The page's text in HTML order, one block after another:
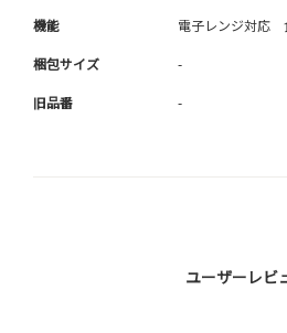
機能 電子レンジ対応
梱包サイズ -
旧品番 -
ユーザーレビ